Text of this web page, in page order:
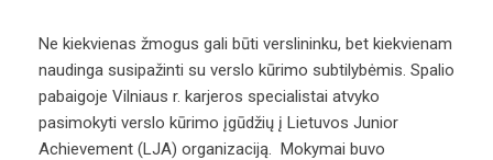
Ne kiekvienas žmogus gali būti verslininku, bet kiekvienam
naudinga susipažinti su verslo kūrimo subtilybėmis. Spalio
pabaigoje Vilniaus r. karjeros specialistai atvyko
pasimokyti verslo kūrimo įgūdžių į Lietuvos Junior
Achievement (LJA) organizaciją. Mokymai buvo